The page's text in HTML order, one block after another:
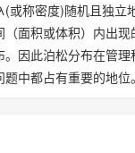
或称密度)随机且独立
面积或体积）内出
因此泊松分布在管理
中都占有重要的地位。